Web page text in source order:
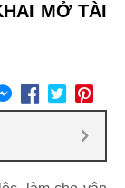
MỞ TÀI